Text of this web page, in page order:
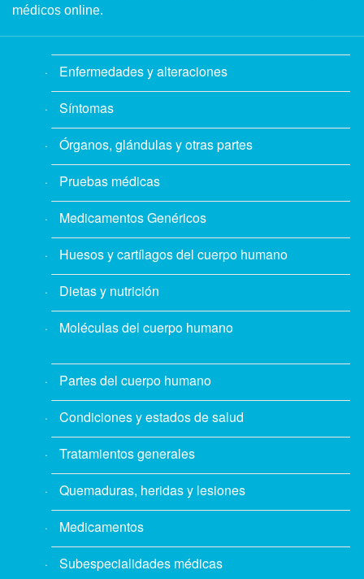
médicos online.
Enfermedades y alteraciones
Síntomas
Órganos, glándulas y otras partes
Pruebas médicas
Medicamentos Genéricos
Huesos y cartílagos del cuerpo humano
Dietas y nutrición
Moléculas del cuerpo humano
Partes del cuerpo humano
Condiciones y estados de salud
Tratamientos generales
Quemaduras, heridas y lesiones
Medicamentos
Subespecialidades médicas